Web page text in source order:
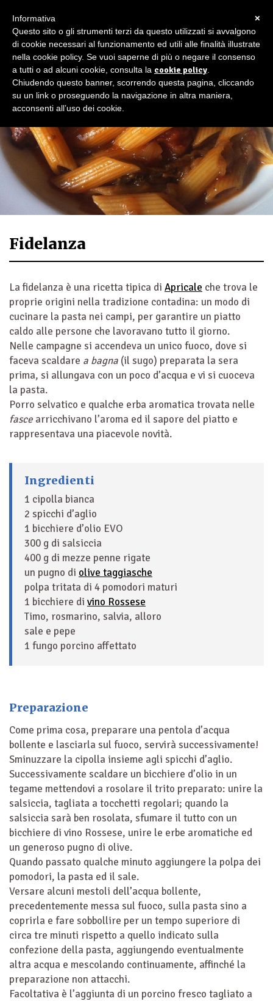
Fidelanza
La fidelanza è una ricetta tipica di Apricale che trova le
proprie origini nella tradizione contadina: un modo di
cucinare la pasta nei campi, per garantire un piatto
caldo alle persone che lavoravano tutto il giorno.
Nelle campagne si accendeva un unico fuoco, dove si
faceva scaldare a bagna (il sugo) preparata la sera
prima, si allungava con un poco d’acqua e vi si cuoceva
la pasta.
Porro selvatico e qualche erba aromatica trovata nelle
fasce arricchivano l’aroma ed il sapore del piatto e
rappresentava una piacevole novità.
Ingredienti
1 cipolla bianca
2 spicchi d’aglio
1 bicchiere d’olio EVO
300 g di salsiccia
400 g di mezze penne rigate
un pugno di olive taggiasche
polpa tritata di 4 pomodori maturi
1 bicchiere di vino Rossese
Timo, rosmarino, salvia, alloro
sale e pepe
1 fungo porcino affettato
Preparazione
Come prima cosa, preparare una pentola d’acqua
bollente e lasciarla sul fuoco, servirà successivamente!
Sminuzzare la cipolla insieme agli spicchi d’aglio.
Successivamente scaldare un bicchiere d’olio in un
tegame mettendovi a rosolare il trito preparato: unire la
salsiccia, tagliata a tocchetti regolari; quando la
salsiccia sarà ben rosolata, sfumare il tutto con un
bicchiere di vino Rossese, unire le erbe aromatiche ed
un generoso pugno di olive.
Quando passato qualche minuto aggiungere la polpa dei
pomodori, la pasta ed il sale.
Versare alcuni mestoli dell’acqua bollente,
precedentemente messa sul fuoco, sulla pasta sino a
coprirla e fare sobbollire per un tempo superiore di
circa tre minuti rispetto a quello indicato sulla
confezione della pasta, aggiungendo eventualmente
altra acqua e mescolando continuamente, affinché la
preparazione non attacchi.
Facoltativa è l’aggiunta di un porcino fresco tagliato a
×
Informativa
Questo sito o gli strumenti terzi da questo utilizzati si avvalgono
di cookie necessari al funzionamento ed utili alle finalità illustrate
nella cookie policy. Se vuoi saperne di più o negare il consenso
a tutti o ad alcuni cookie, consulta la cookie policy
Chiudendo questo banner, scorrendo questa pagina, cliccando
su un link o proseguendo la navigazione in altra maniera,
acconsenti all’uso dei cookie.